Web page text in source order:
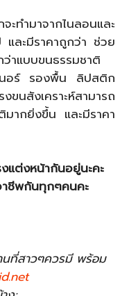
ทำมาจากไนลอนและ
ละมีราคาถูกว่า ช่วย
าแบบขนธรรมชาติ
นอร์ รองพื้น ลิปสติก
นสังเคราะห์สามารถ
มากยิ่งขึ้น และมีราคา
แต่งหน้ากันอยู่นะคะ
าชีพกันทุกๆคนคะ
นที่สาวๆควรมี พร้อม